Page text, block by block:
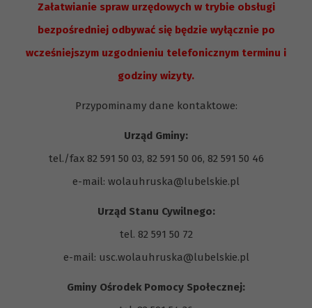
Załatwianie spraw urzędowych w trybie obsługi
bezpośredniej odbywać się będzie wyłącznie po
wcześniejszym uzgodnieniu telefonicznym terminu i
godziny wizyty.
Przypominamy dane kontaktowe:
Urząd Gminy:
tel./fax 82 591 50 03, 82 591 50 06, 82 591 50 46
e-mail: wolauhruska@lubelskie.pl
Urząd Stanu Cywilnego:
tel. 82 591 50 72
e-mail: usc.wolauhruska@lubelskie.pl
Gminy Ośrodek Pomocy Społecznej: